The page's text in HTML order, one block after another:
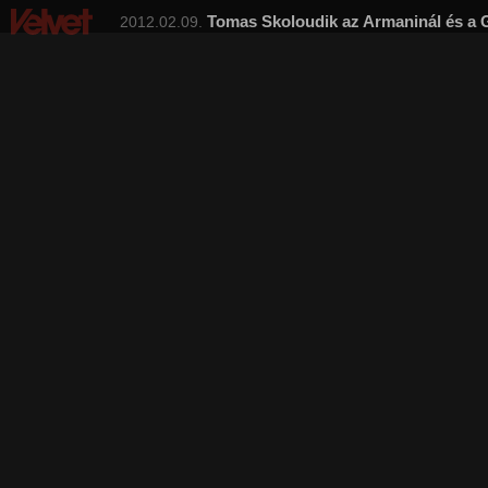
Tomas Skoloudik az Armaninál és a
2012.02.09.